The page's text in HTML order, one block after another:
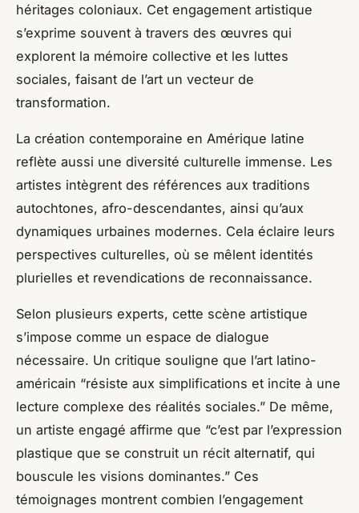
héritages coloniaux. Cet engagement artistique
s’exprime souvent à travers des œuvres qui
explorent la mémoire collective et les luttes
sociales, faisant de l’art un vecteur de
transformation.
La création contemporaine en Amérique latine
reflète aussi une diversité culturelle immense. Les
artistes intègrent des références aux traditions
autochtones, afro-descendantes, ainsi qu’aux
dynamiques urbaines modernes. Cela éclaire leurs
perspectives culturelles, où se mêlent identités
plurielles et revendications de reconnaissance.
Selon plusieurs experts, cette scène artistique
s’impose comme un espace de dialogue
nécessaire. Un critique souligne que l’art latino-
américain “résiste aux simplifications et incite à une
lecture complexe des réalités sociales.” De même,
un artiste engagé affirme que “c’est par l’expression
plastique que se construit un récit alternatif, qui
bouscule les visions dominantes.” Ces
témoignages montrent combien l’engagement